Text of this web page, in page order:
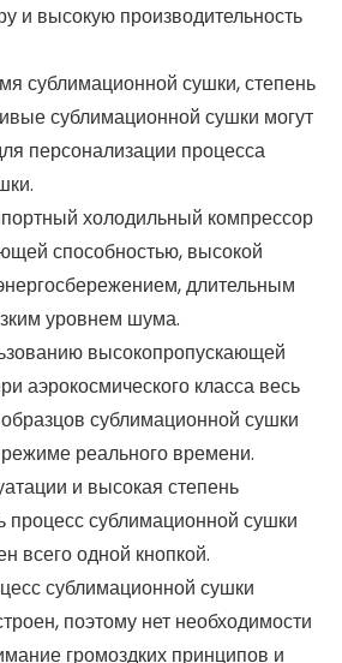
и высокую производительность
сублимационной сушки, степень
сублимационной сушки могут
персонализации процесса
холодильный компрессор
способностью, высокой
длительным
уровнем шума.
высокопропускающей
аэрокосмического класса весь
сублимационной сушки
реального времени.
и высокая степень
процесс сублимационной сушки
всего одной кнопкой.
сублимационной сушки
поэтому нет необходимости
громоздких принципов и